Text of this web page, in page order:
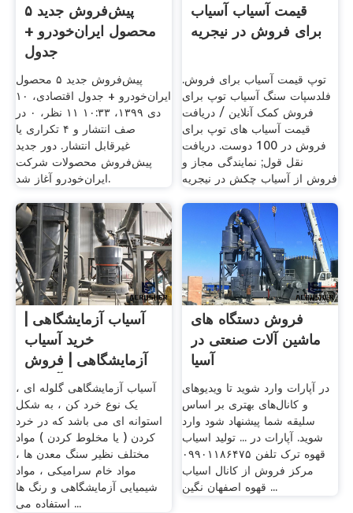
پیش‌فروش جدید ۵
محصول ایران‌خودرو +
جدول
پیش‌فروش جدید ۵ محصول
ایران‌خودرو + جدول اقتصادی، ۱۰
دی ۱۳۹۹، ۱۰:۳۳ ۱۱ نظر، ۰ در
صف انتشار و ۴ تکراری یا
غیرقابل انتشار. دور جدید
پیش‌فروش محصولات شرکت
ایران‌خودرو آغاز شد.
قیمت آسیاب آسیاب
برای فروش در نیجریه
توپ قیمت آسیاب برای فروش.
فلدسپات سنگ آسیاب توپ برای
فروش کمک آنلاین / دریافت
قیمت آسیاب های توپ برای
فروش در 100 دوست. دریافت
نقل قول; نمایندگی مجاز و
فروش از آسیاب چکش در نیجریه
آسیاب آزمایشگاهی |
خرید آسیاب
آزمایشگاهی | فروش
آسیاب ...
آسیاب آزمایشگاهی گلوله ای ،
یک نوع خرد کن ، به شکل
استوانه ای می باشد که در خرد
کردن ( یا مخلوط کردن ) مواد
مختلف نظیر سنگ معدن ها ،
مواد خام سرامیکی ، مواد
شیمیایی آزمایشگاهی و رنگ ها
استفاده می ...
فروش دستگاه های
ماشین آلات صنعتی در
آسیا
در آپارات وارد شوید تا ویدیوهای
و کانال‌های بهتری بر اساس
سلیقه شما پیشنهاد شود وارد
شوید. آپارات در ... تولید اسیاب
قهوه ترک تلفن ۰۹۹۰۱۱۸۶۴۷۵
مرکز فروش از کانال اسیاب
قهوه اصفهان نگین ...